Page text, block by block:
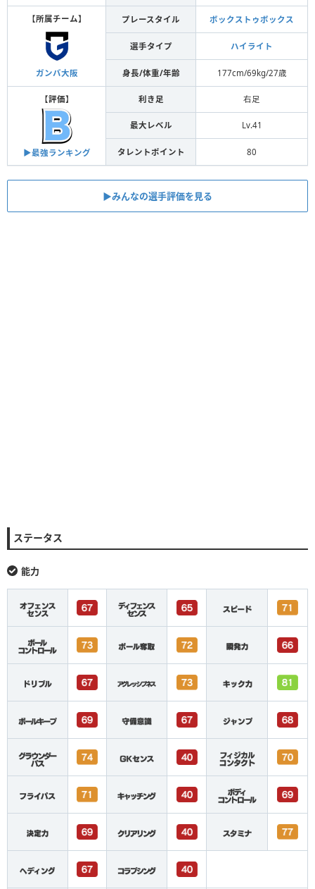
【所属チーム】
ガンバ大阪
プレースタイル ボックストゥボックス
選手タイプ ハイライト
身長/体重/年齢 177cm/69kg/27歳
【評価】
▶︎最強ランキング
利き足 右足
最大レベル Lv.41
タレントポイント 80
▶︎みんなの選手評価を見る
ステータス
能力